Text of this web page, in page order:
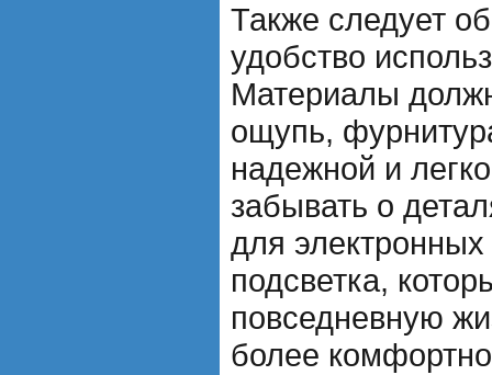
Также следует
удобство
Материалы
ощупь,
надежной и
забывать о
для электронных
подсветка,
повседневную
более